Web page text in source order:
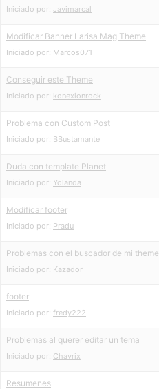
Iniciado por: Javimarcal
Modificar Banner Larisa Mag Theme
Iniciado por: Marcos071
Conseguir este Theme
Iniciado por: konexionrock
Problema con Custom Post
Iniciado por: BBustamante
Duda con template Planet
Iniciado por: Yolanda
Modificar footer
Iniciado por: Pradu
Problemas con el buscador de mi theme
Iniciado por: Kazador
footer
Iniciado por: fredy222
Problemas al querer editar un tema
Iniciado por: Chavrix
Resumenes